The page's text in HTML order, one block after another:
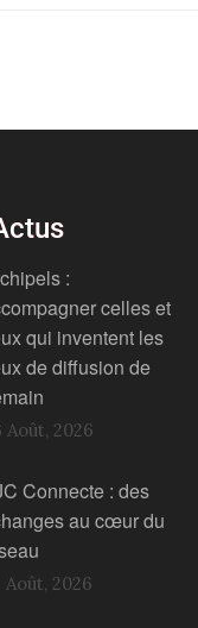
:
celles et
qui inventent les
de diffusion de
Août, 2026
Connecte : des
au cœur du
Août, 2026